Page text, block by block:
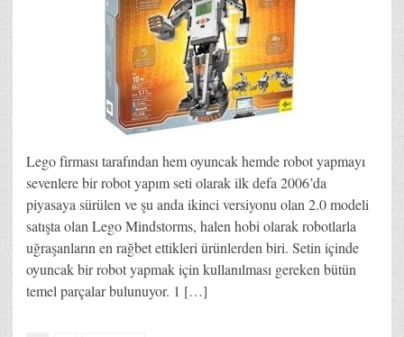
Lego firması tarafından hem oyuncak hemde robot yapmayı
sevenlere bir robot yapım seti olarak ilk defa 2006’da
piyasaya sürülen ve şu anda ikinci versiyonu olan 2.0 modeli
satışta olan Lego Mindstorms, halen hobi olarak robotlarla
uğraşanların en rağbet ettikleri ürünlerden biri. Setin içinde
oyuncak bir robot yapmak için kullanılması gereken bütün
temel parçalar bulunuyor. 1 […]